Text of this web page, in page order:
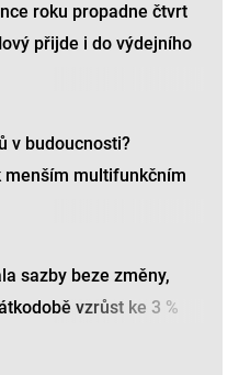
roku propadne čtvrt
přijde i do výdejního
v budoucnosti?
menším multifunkčním
sazby beze změny,
vzrůst ke 3 %